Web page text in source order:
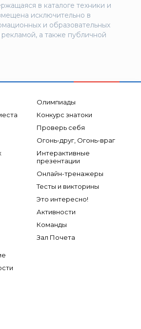
в каталоге техники и
исключительно в
и образовательных
рекламой, а также публичной
Олимпиады
Конкурс знатоки
Проверь себя
Огонь-друг, Огонь-враг
Интерактивные
презентации
Онлайн-тренажеры
Тесты и викторины
Это интересно!
Активности
Команды
Зал Почета